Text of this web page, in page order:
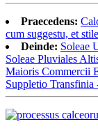
Praecedens:
cum suggestu, et
Deinde: Soleae
Soleae Pluviales
Maioris Commercii
Suppletio